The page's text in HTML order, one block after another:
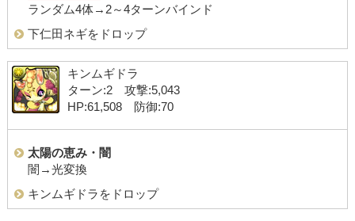
ランダム4体→2～4ターンバインド
下仁田ネギをドロップ
キンムギドラ
ターン:2 攻撃:5,043
HP:61,508 防御:70
太陽の恵み・闇
闇→光変換
キンムギドラをドロップ